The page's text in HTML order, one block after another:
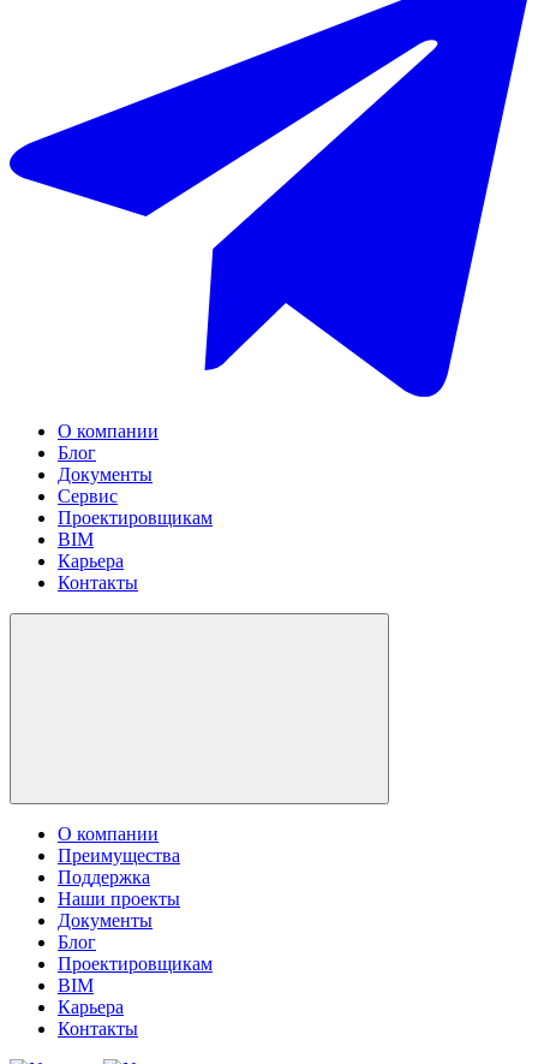
О компании
Блог
Документы
Сервис
Проектировщикам
BIM
Карьера
Контакты
О компании
Преимущества
Поддержка
Наши проекты
Документы
Блог
Проектировщикам
BIM
Карьера
Контакты